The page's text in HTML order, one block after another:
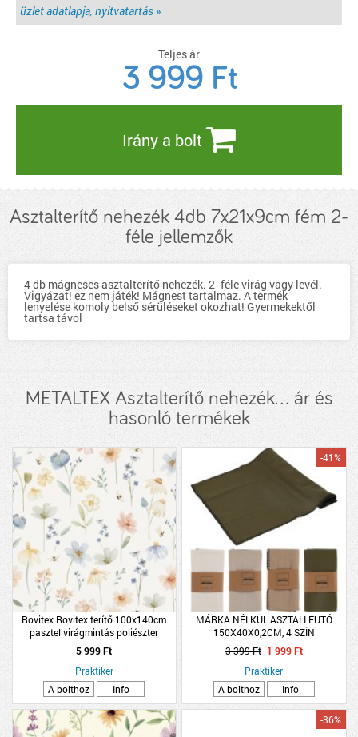
üzlet adatlapja, nyitvatartás »
Teljes ár
3 999 Ft
Irány a bolt
Asztalterítő nehezék 4db 7x21x9cm fém 2-
féle jellemzők
4 db mágneses asztalterítő nehezék. 2 -féle virág vagy levél.
Vigyázat! ez nem játék! Mágnest tartalmaz. A termék
lenyelése komoly belső sérüléseket okozhat! Gyermekektől
tartsa távol
METALTEX Asztalterítő nehezék... ár és
hasonló termékek
Rovitex Rovitex terítő 100x140cm
pasztel virágmintás poliészter
5 999 Ft
Praktiker
A bolthoz
Info
MÁRKA NÉLKÜL ASZTALI FUTÓ
150X40X0,2CM, 4 SZÍN
-41%
3 399 Ft 1 999 Ft
Praktiker
A bolthoz
Info
-36%